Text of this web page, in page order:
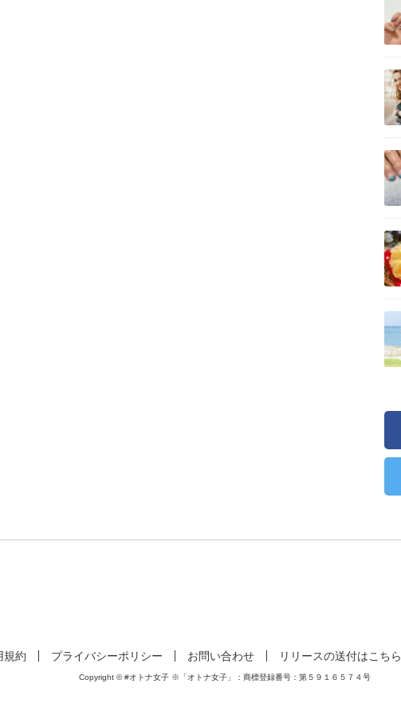
規約 プライバシーポリシー お問い合わせ リリースの送付はこちら
Copyright © #オトナ女子 ※「オトナ女子」：商標登録番号：第５９１６５７４号